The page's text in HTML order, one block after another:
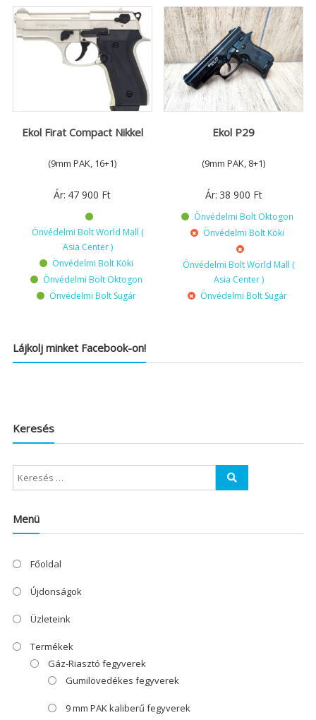
Ekol Firat Compact Nikkel
(9mm PAK, 16+1)
Ár: 47 900 Ft
Önvédelmi Bolt World Mall (
Asia Center )
Önvédelmi Bolt Köki
Önvédelmi Bolt Oktogon
Önvédelmi Bolt Sugár
Ekol P29
(9mm PAK, 8+1)
Ár: 38 900 Ft
Önvédelmi Bolt Oktogon
Önvédelmi Bolt Köki
Önvédelmi Bolt World Mall (
Asia Center )
Önvédelmi Bolt Sugár
Lájkolj minket Facebook-on!
Keresés
Menü
Főoldal
Újdonságok
Üzleteink
Termékek
Gáz-Riasztó fegyverek
Gumilövedékes fegyverek
9 mm PAK kaliberű fegyverek